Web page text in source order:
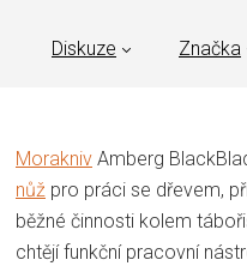
Diskuze Značka
Morakniv Amberg
nůž pro práci se dřevem,
běžné činnosti kolem
chtějí funkční pracovní